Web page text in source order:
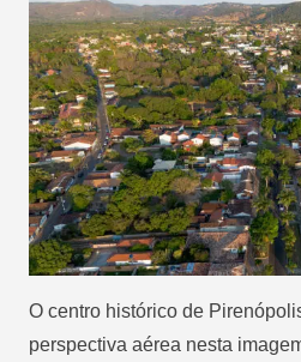
O centro histórico de
perspectiva aérea nesta